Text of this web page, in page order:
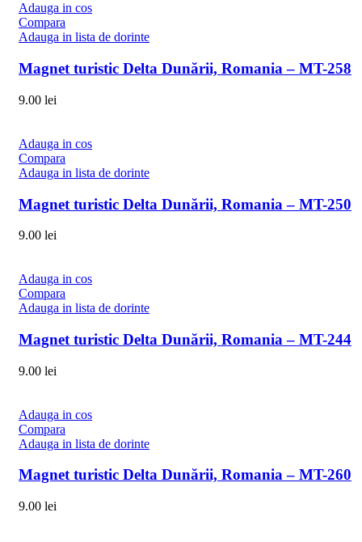
Adauga in cos
Compara
Adauga in lista de dorinte
Magnet turistic Delta Dunării, Romania – MT-258
9.00 lei
Adauga in cos
Compara
Adauga in lista de dorinte
Magnet turistic Delta Dunării, Romania – MT-250
9.00 lei
Adauga in cos
Compara
Adauga in lista de dorinte
Magnet turistic Delta Dunării, Romania – MT-244
9.00 lei
Adauga in cos
Compara
Adauga in lista de dorinte
Magnet turistic Delta Dunării, Romania – MT-260
9.00 lei